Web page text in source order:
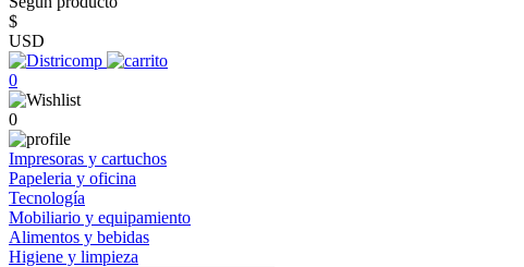
$
USD
0
0
Impresoras y cartuchos
Papeleria y oficina
Tecnología
Mobiliario y equipamiento
Alimentos y bebidas
Higiene y limpieza